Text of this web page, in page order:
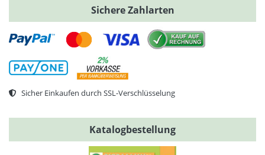
Sichere Zahlarten
Sicher Einkaufen durch SSL-Verschlüsselung
Katalogbestellung